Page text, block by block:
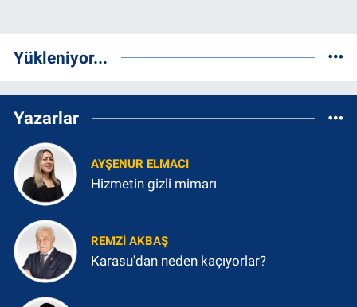
Yükleniyor...
Yazarlar
AYŞENUR ELMACI
Hizmetin gizli mimarı
REMZI AKBAŞ
Karasu'dan neden kaçıyorlar?